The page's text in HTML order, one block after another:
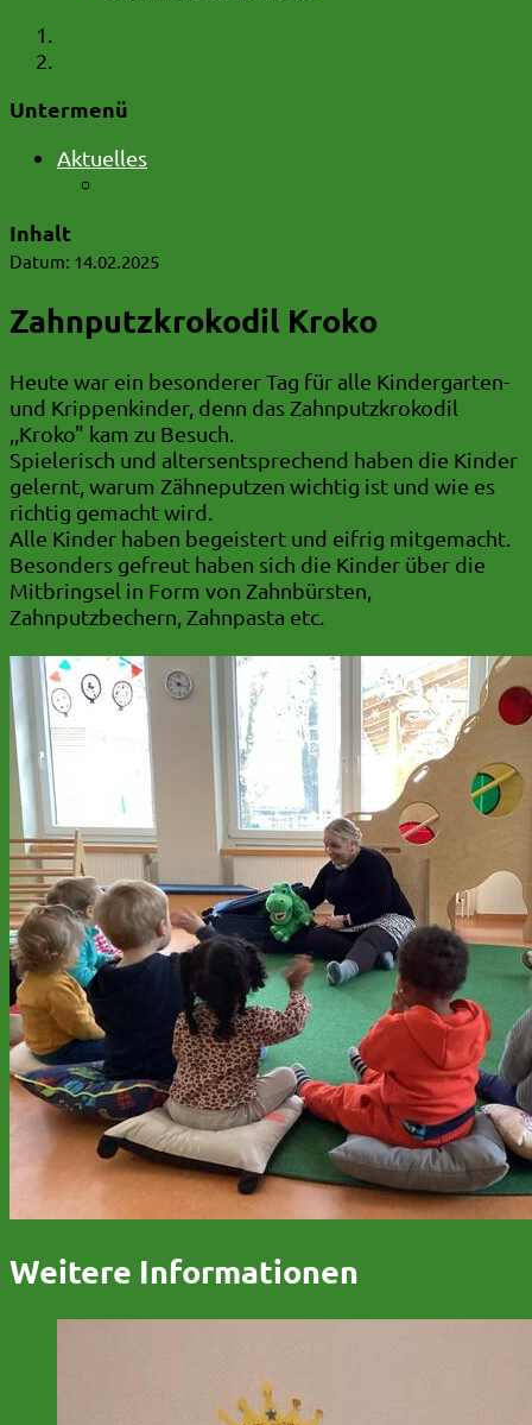
Untermenü
Aktuelles
Inhalt
Datum: 14.02.2025
Zahnputzkrokodil Kroko
Heute war ein besonderer Tag für alle Kindergarten-
und Krippenkinder, denn das Zahnputzkrokodil
,,Kroko" kam zu Besuch.
Spielerisch und altersentsprechend haben die Kinder
gelernt, warum Zähneputzen wichtig ist und wie es
richtig gemacht wird.
Alle Kinder haben begeistert und eifrig mitgemacht.
Besonders gefreut haben sich die Kinder über die
Mitbringsel in Form von Zahnbürsten,
Zahnputzbechern, Zahnpasta etc.
Weitere Informationen